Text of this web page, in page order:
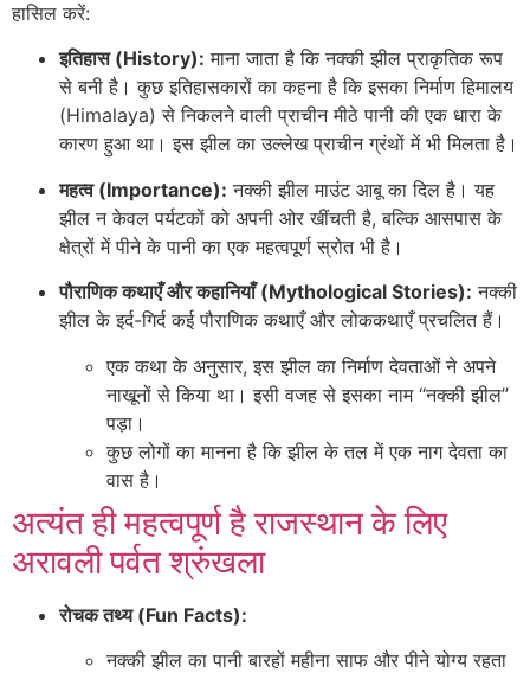
हासिल करें:
इतिहास (History): माना जाता है कि नक्की झील प्राकृतिक रूप
से बनी है। कुछ इतिहासकारों का कहना है कि इसका निर्माण हिमालय
(Himalaya) से निकलने वाली प्राचीन मीठे पानी की एक धारा के
कारण हुआ था। इस झील का उल्लेख प्राचीन ग्रंथों में भी मिलता है।
महत्व (Importance): नक्की झील माउंट आबू का दिल है। यह
झील न केवल पर्यटकों को अपनी ओर खींचती है, बल्कि आसपास के
क्षेत्रों में पीने के पानी का एक महत्वपूर्ण स्रोत भी है।
पौराणिक कथाएँ और कहानियाँ (Mythological Stories): नक्की
झील के इर्द-गिर्द कई पौराणिक कथाएँ और लोककथाएँ प्रचलित हैं।
एक कथा के अनुसार, इस झील का निर्माण देवताओं ने अपने
नाखूनों से किया था। इसी वजह से इसका नाम “नक्की झील”
पड़ा।
कुछ लोगों का मानना है कि झील के तल में एक नाग देवता का
वास है।
अत्यंत ही महत्वपूर्ण है राजस्थान के लिए
अरावली पर्वत श्रुंखला
रोचक तथ्य (Fun Facts):
नक्की झील का पानी बारहों महीना साफ और पीने योग्य रहता